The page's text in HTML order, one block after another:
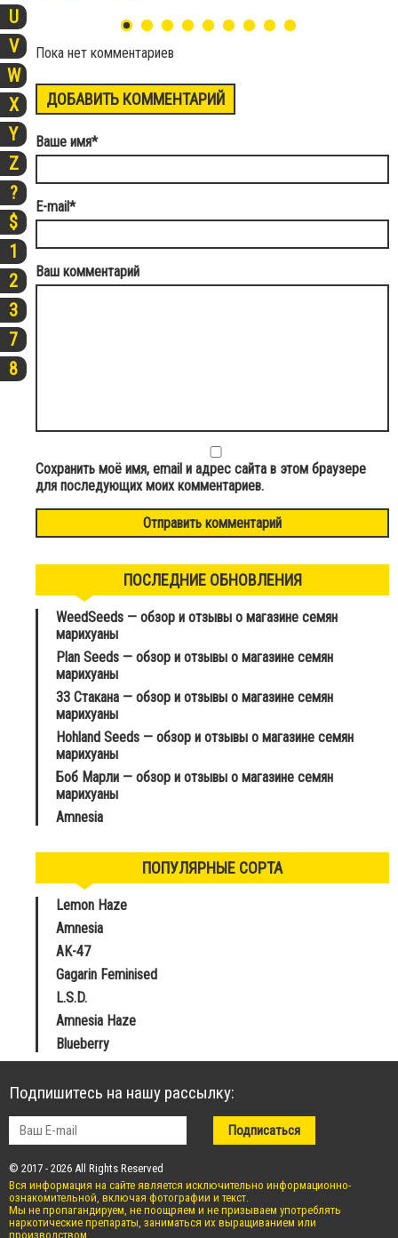
U
V
W
X
Y
Z
?
$
1
2
3
7
8
Пока нет комментариев
ДОБАВИТЬ КОММЕНТАРИЙ
Ваше имя*
E-mail*
Ваш комментарий
Сохранить моё имя, email и адрес сайта в этом браузере
для последующих моих комментариев.
ПОСЛЕДНИЕ ОБНОВЛЕНИЯ
WeedSeeds — обзор и отзывы о магазине семян
марихуаны
Plan Seeds — обзор и отзывы о магазине семян
марихуаны
33 Стакана — обзор и отзывы о магазине семян
марихуаны
Hohland Seeds — обзор и отзывы о магазине семян
марихуаны
Боб Марли — обзор и отзывы о магазине семян
марихуаны
Amnesia
ПОПУЛЯРНЫЕ СОРТА
Lemon Haze
Amnesia
AK-47
Gagarin Feminised
L.S.D.
Amnesia Haze
Blueberry
Подпишитесь на нашу рассылку:
© 2017 - 2026 All Rights Reserved
Вся информация на сайте является исключительно информационно-
ознакомительной, включая фотографии и текст.
Мы не пропагандируем, не поощряем и не призываем употреблять
наркотические препараты, заниматься их выращиванием или
производством.